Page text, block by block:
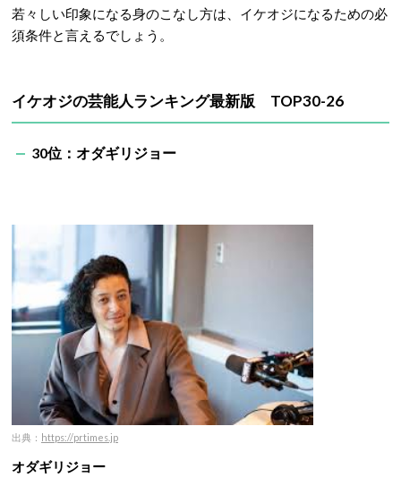
若々しい印象になる身のこなし方は、イケオジになるための必
須条件と言えるでしょう。
イケオジの芸能人ランキング最新版 TOP30-26
30位：オダギリジョー
出典： https://prtimes.jp
オダギリジョー